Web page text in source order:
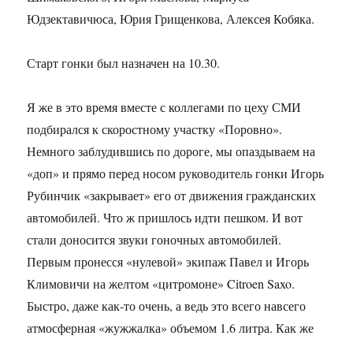
Юдзектавичюса, Юрия Грищенкова, Алексея Кобяка.
Старт гонки был назначен на 10.30.
Я же в это время вместе с коллегами по цеху СМИ
подбирался к скоростному участку «Поровно».
Немного заблудившись по дороге, мы опаздываем на
«доп» и прямо перед носом руководитель гонки Игорь
Рубинчик «закрывает» его от движения гражданских
автомобилей. Что ж пришлось идти пешком. И вот
стали доносится звуки гоночных автомобилей.
Первым пронесся «нулевой» экипаж Павел и Игорь
Климовичи на желтом «цитромоне» Citroen Saxo.
Быстро, даже как-то очень, а ведь это всего навсего
атмосферная «жужжалка» объемом 1.6 литра. Как же